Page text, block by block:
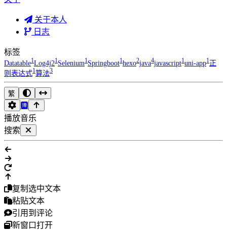
关于本人
日志
标签
Datatable1Log4j21Selenium1Springboot1hexo2java4javascript1uni-app1正
则表达式1算法3
繁
播放音乐
搜索
复制选中文本
粘贴文本
引用到评论
新窗口打开